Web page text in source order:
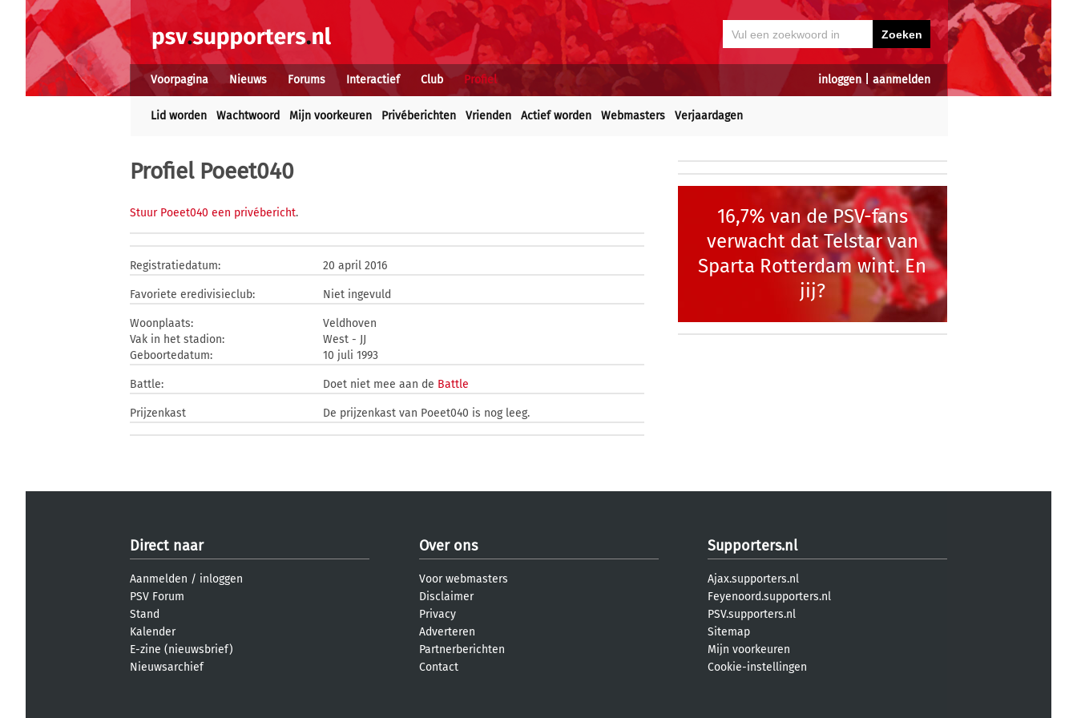
inloggen| aanmelden
Voorpagina Nieuws Forums Interactief Club Profiel
Lid worden Wachtwoord Mijn voorkeuren Privéberichten Vrienden Actief worden Webmasters Verjaardagen
Profiel Poeet040
Stuur Poeet040 een privébericht.
Registratiedatum: 20 april 2016
Favoriete eredivisieclub: Niet ingevuld
Woonplaats:
Veldhoven
Vak in het stadion:
West - JJ
Geboortedatum:
10 juli 1993
Battle: Doet niet mee aan de Battle
Prijzenkast De prijzenkast van Poeet040 is nog leeg.
16,7% van de PSV-fans
verwacht dat Telstar van
Sparta Rotterdam wint. En
jij?
Direct naar
Aanmelden / inloggen
PSV Forum
Stand
Kalender
E-zine (nieuwsbrief)
Nieuwsarchief
Over ons
Voor webmasters
Disclaimer
Privacy
Adverteren
Partnerberichten
Contact
Supporters.nl
Ajax.supporters.nl
Feyenoord.supporters.nl
PSV.supporters.nl
Sitemap
Mijn voorkeuren
Cookie-instellingen